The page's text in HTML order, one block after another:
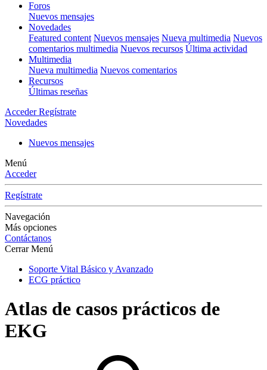
Foros
Nuevos mensajes
Novedades
Featured content Nuevos mensajes Nueva multimedia Nuevos
comentarios multimedia Nuevos recursos Última actividad
Multimedia
Nueva multimedia Nuevos comentarios
Recursos
Últimas reseñas
Acceder Regístrate
Novedades
Nuevos mensajes
Menú
Acceder
Regístrate
Navegación
Más opciones
Contáctanos
Cerrar Menú
Soporte Vital Básico y Avanzado
ECG práctico
Atlas de casos prácticos de
EKG